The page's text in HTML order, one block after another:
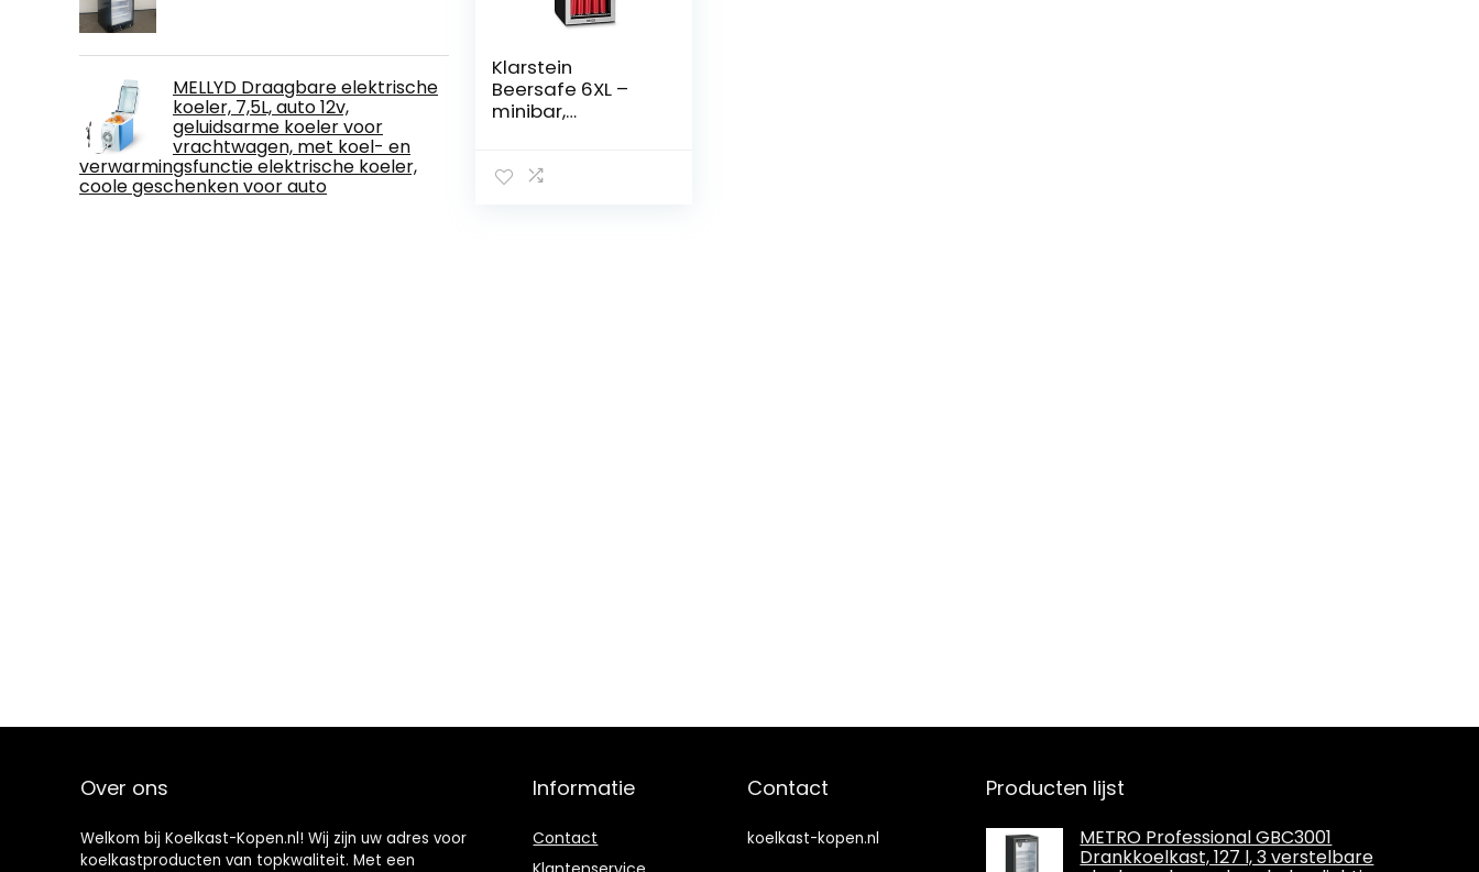
MELLYD Draagbare elektrische
koeler, 7,5L, auto 12v,
geluidsarme koeler voor
vrachtwagen, met koel- en
verwarmingsfunctie elektrische koeler,
coole geschenken voor auto
Klarstein
Beersafe 6XL –
minibar,
201 liter volume,
Over ons
Welkom bij Koelkast-Kopen.nl! Wij zijn uw adres voor
koelkastproducten van topkwaliteit. Met een
Informatie
Contact
Contact
koelkast-kopen.nl
Producten lijst
METRO Professional GBC3001
Drankkoelkast, 127 l, 3 verstelbare